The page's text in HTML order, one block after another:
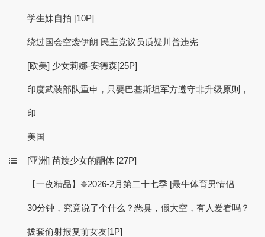
学生妹自拍 [10P]
绕过国会空袭伊朗 民主党议员质疑川普违宪
[欧美] 少女莉娜-安德森[25P]
印度武装部队重申，只要巴基斯坦军方遵守非升级原则，
印
美国
[亚洲] 苗族少女的酮体 [27P]
【一夜精品】❇️2026-2月第二十七季 [最牛体育男情侣
30分钟，究竟说了个什么？恶臭，假大空，有人爱看吗？
拔套偷射报复前女友[1P]